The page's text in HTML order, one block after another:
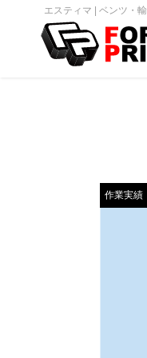
エスティマ | ベンツ・
作業実績